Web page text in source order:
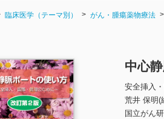
臨床医学（テーマ別） がん・腫瘍薬物療法
中心
安全挿入
荒井 保明(
国立がん